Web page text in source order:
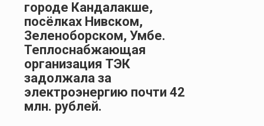
городе Кандалакше,
посёлках Нивском,
Зеленоборском, Умбе.
Теплоснабжающая
организация ТЭК
задолжала за
электроэнергию почти 42
млн. рублей.